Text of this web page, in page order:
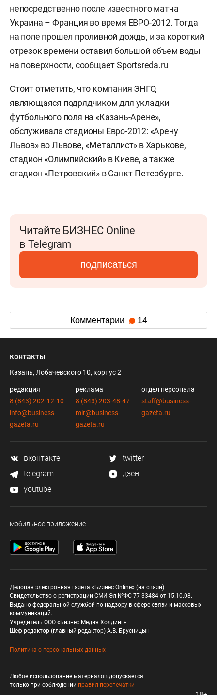
непосредственно после известного матча
Украина – Франция во время ЕВРО-2012. Тогда
на поле прошел проливной дождь, и за короткий
отрезок времени оставил большой объем воды
на поверхности, сообщает Sportsreda.ru
Стоит отметить, что компания ЭНГО,
являющаяся подрядчиком для укладки
футбольного поля на «Казань-Арене»,
обслуживала стадионы Евро-2012: «Арену
Львов» во Львове, «Металлист» в Харькове,
стадион «Олимпийский» в Киеве, а также
стадион «Петровский» в Санкт-Петербурге.
Читайте БИЗНЕС Online
в Telegram
подписаться
Комментарии 14
контакты
Казань, Лобачевского 10, корпус 2
редакция
8 (843) 202-12-10
info@business-
gazeta.ru
реклама
8 (843) 203-48-47
mir@business-
gazeta.ru
отдел персонала
staff@business-
gazeta.ru
вконтакте
twitter
telegram
дзен
youtube
мобильное приложение
Деловая электронная газета «Бизнес Online» (на связи).
Свидетельство о регистрации СМИ Эл №ФС 77-33484 от 15.10.08.
Выдано федеральной службой по надзору в сфере связи и массовых
коммуникаций.
Учредитель ООО «Бизнес Медия Холдинг»
Шеф-редактор (главный редактор) А.В. Брусницын
Политика о персональных данных
Любое использование материалов допускается
только при соблюдении правил перепечатки